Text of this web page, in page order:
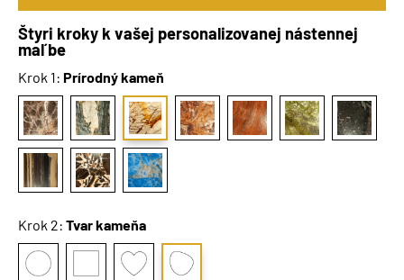
Štyri kroky k vašej personalizovanej nástennej
maľbe
Krok 1: Prírodný kameň
Krok 2: Tvar kameňa